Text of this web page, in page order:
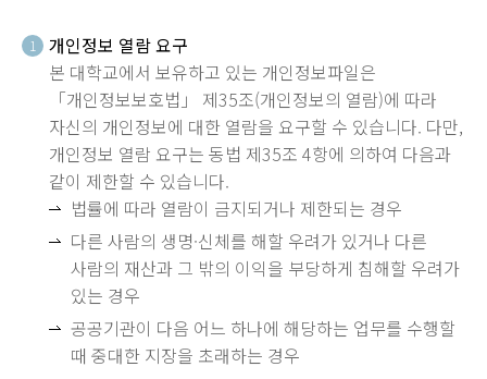
1
개인정보 열람 요구
본 대학교에서 보유하고 있는 개인정보파일은
「개인정보보호법」 제35조(개인정보의 열람)에 따라
자신의 개인정보에 대한 열람을 요구할 수 있습니다. 다만,
개인정보 열람 요구는 동법 제35조 4항에 의하여 다음과
같이 제한할 수 있습니다.
법률에 따라 열람이 금지되거나 제한되는 경우
다른 사람의 생명·신체를 해할 우려가 있거나 다른
사람의 재산과 그 밖의 이익을 부당하게 침해할 우려가
있는 경우
공공기관이 다음 어느 하나에 해당하는 업무를 수행할
때 중대한 지장을 초래하는 경우